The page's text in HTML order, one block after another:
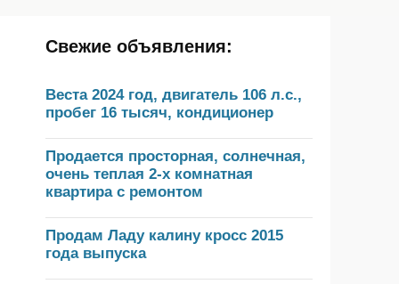
Свежие объявления:
Веста 2024 год, двигатель 106 л.с.,
пробег 16 тысяч, кондиционер
Продается просторная, солнечная,
очень теплая 2-х комнатная
квартира с ремонтом
Продам Ладу калину кросс 2015
года выпуска